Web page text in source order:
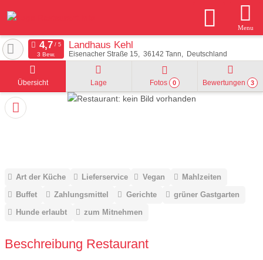
Menu
Landhaus Kehl
Eisenacher Straße 15 36142 Tann Deutschland
3 Bew.
Übersicht Lage Fotos 0 Bewertungen 3
Art der Küche Lieferservice Vegan
Mahlzeiten
Buffet
Zahlungsmittel Gerichte
grüner Gastgarten
Hunde erlaubt
zum Mitnehmen
Beschreibung Restaurant